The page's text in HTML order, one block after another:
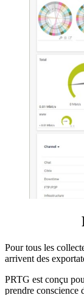
Pour tous les
arrivent des
PRTG est conçu
prendre conscience